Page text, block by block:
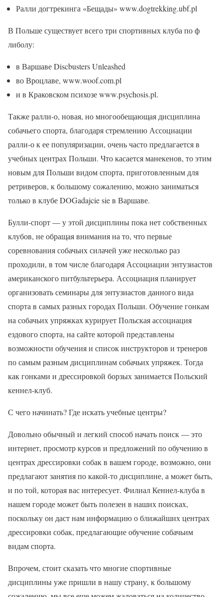
Ралли догтрекинга «Бещады» www.dogtrekking.ubf.pl
В Польше существует всего три спортивных клуба по ф
либолу:
в Варшаве Discbusters Unleashed
во Вроцлаве, www.woof.com.pl
и в Краковском психозе www.psychosis.pl.
Также ралли-о, новая, но многообещающая дисциплина
собачьего спорта, благодаря стремлению Ассоциации
ралли-о к ее популяризации, очень часто предлагается в
учебных центрах Польши. Что касается манекенов, то этим
новым для Польши видом спорта, приготовленным для
ретриверов, к большому сожалению, можно заниматься
только в клубе DOGadajcie sie в Варшаве.
Булли-спорт — у этой дисциплины пока нет собственных
клубов, не обращая внимания на то, что первые
соревнования собачьих силачей уже несколько раз
проходили, в том числе благодаря Ассоциации энтузиастов
американского питбультерьера. Ассоциация планирует
организовать семинары для энтузиастов данного вида
спорта в самых разных городах Польши. Обучение гонкам
на собачьих упряжках курирует Польская ассоциация
ездового спорта, на сайте которой представлены
возможности обучения и список инструкторов и тренеров
по самым разным дисциплинам собачьих упряжек. Тогда
как гонками и дрессировкой борзых занимается Польский
кеннел-клуб.
С чего начинать? Где искать учебные центры?
Довольно обычный и легкий способ начать поиск — это
интернет, просмотр курсов и предложений по обучению в
центрах дрессировки собак в вашем городе, возможно, они
предлагают занятия по какой-то дисциплине, а может быть,
и по той, которая вас интересует. Филиал Кеннел-клуба в
нашем городе может быть полезен в наших поисках,
поскольку он даст нам информацию о ближайших центрах
дрессировки собак, предлагающие обучение собачьим
видам спорта.
Впрочем, стоит сказать что многие спортивные
дисциплины уже пришли в нашу страну, к большому